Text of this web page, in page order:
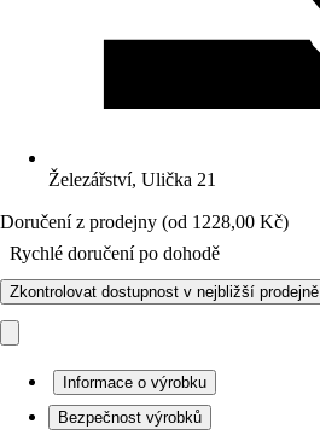
Železářství, Ulička 21
Doručení z prodejny (od 1228,00 Kč)
Rychlé doručení po dohodě
Zkontrolovat dostupnost v nejbližší prodejně
Informace o výrobku
Bezpečnost výrobků